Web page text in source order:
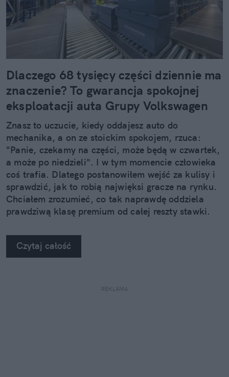
Dlaczego 68 tysięcy części dziennie ma
znaczenie? To gwarancja spokojnej
eksploatacji auta Grupy Volkswagen
Znasz to uczucie, kiedy oddajesz auto do
mechanika, a on ze stoickim spokojem, rzuca:
"Panie, czekamy na części, może będą w czwartek,
a może po niedzieli". I w tym momencie człowieka
coś trafia. Dlatego postanowiłem wejść za kulisy i
sprawdzić, jak to robią najwięksi gracze na rynku.
Chciałem zrozumieć, co tak naprawdę oddziela
prawdziwą klasę premium od całej reszty stawki.
się za głowę.
Czytaj całość
REKLAMA